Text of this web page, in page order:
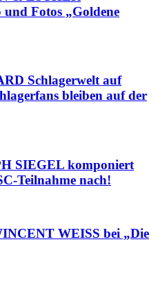
Fotos „Goldene
Schlagerwelt auf
bleiben auf der
SIEGEL komponiert
Teilnahme nach!
WEISS bei „Die